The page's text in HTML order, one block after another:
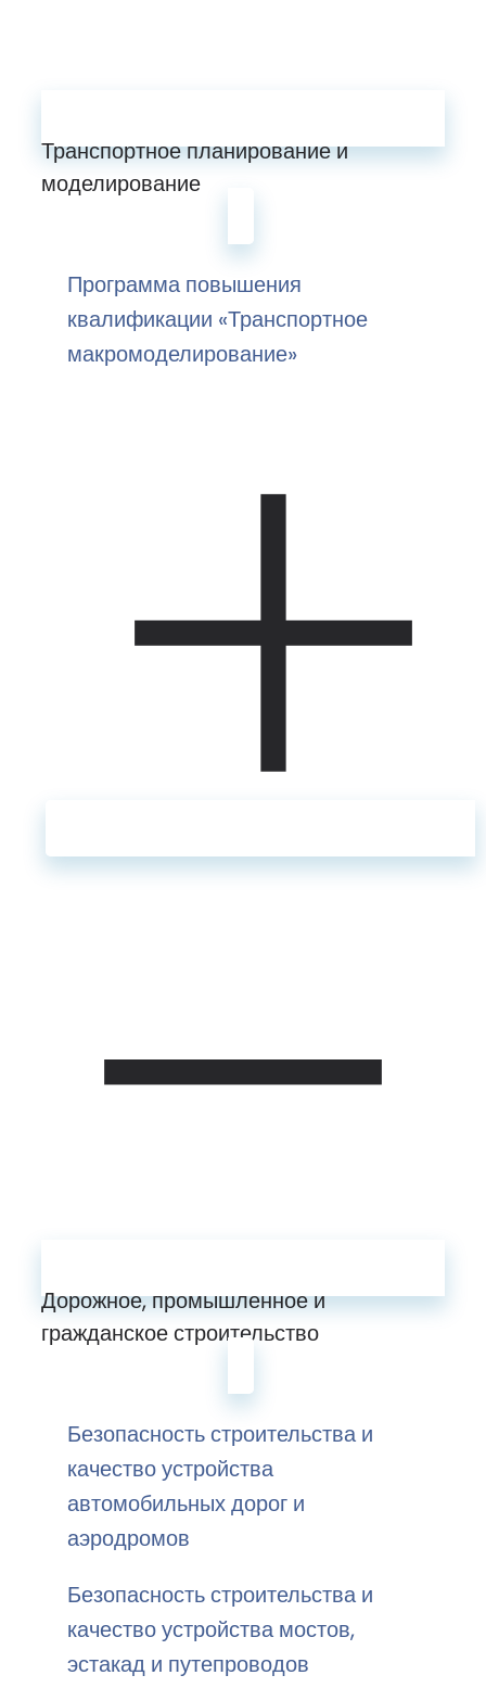
Транспортное планирование и
моделирование
Программа повышения
квалификации «Транспортное
макромоделирование»
Дорожное, промышленное и
гражданское строительство
Безопасность строительства и
качество устройства
автомобильных дорог и
аэродромов
Безопасность строительства и
качество устройства мостов,
эстакад и путепроводов